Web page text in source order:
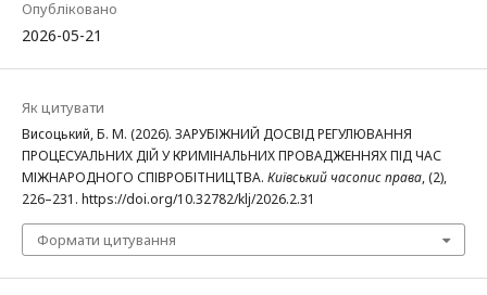
Опубліковано
2026-05-21
Як цитувати
Висоцький, Б. М. (2026). ЗАРУБІЖНИЙ ДОСВІД РЕГУЛЮВАННЯ
ПРОЦЕСУАЛЬНИХ ДІЙ У КРИМІНАЛЬНИХ ПРОВАДЖЕННЯХ ПІД ЧАС
МІЖНАРОДНОГО СПІВРОБІТНИЦТВА. Київський часопис права, (2),
226–231. https://doi.org/10.32782/klj/2026.2.31
Формати цитування